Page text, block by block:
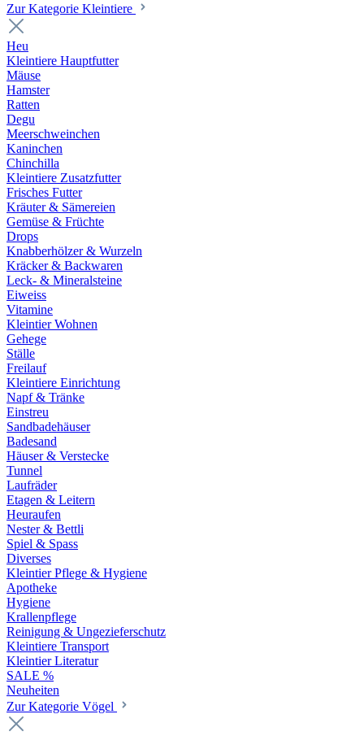
Zur Kategorie Kleintiere
Heu
Kleintiere Hauptfutter
Mäuse
Hamster
Ratten
Degu
Meerschweinchen
Kaninchen
Chinchilla
Kleintiere Zusatzfutter
Frisches Futter
Kräuter & Sämereien
Gemüse & Früchte
Drops
Knabberhölzer & Wurzeln
Kräcker & Backwaren
Leck- & Mineralsteine
Eiweiss
Vitamine
Kleintier Wohnen
Gehege
Ställe
Freilauf
Kleintiere Einrichtung
Napf & Tränke
Einstreu
Sandbadehäuser
Badesand
Häuser & Verstecke
Tunnel
Laufräder
Etagen & Leitern
Heuraufen
Nester & Bettli
Spiel & Spass
Diverses
Kleintier Pflege & Hygiene
Apotheke
Hygiene
Krallenpflege
Reinigung & Ungezieferschutz
Kleintiere Transport
Kleintier Literatur
SALE %
Neuheiten
Zur Kategorie Vögel